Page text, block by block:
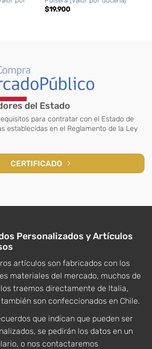
$19.900
del Estado
para contratar con el Estado de
establecidas en el Reglamento de la Ley
CERTIFICADO
Personalizados y Artículos
artículos son fabricados con los
materiales del mercado, muchos de
traemos directamente de Italia,
son confeccionados en Chile.
que indican que pueden ser
se pedirán los datos en un
o nos contactaremos